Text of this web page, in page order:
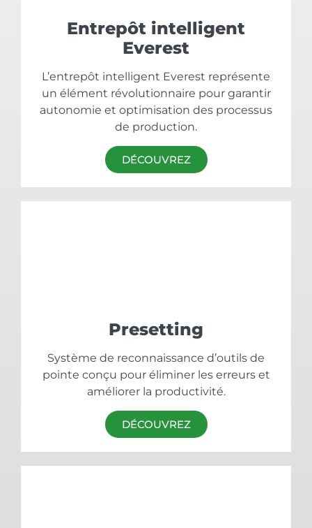
Entrepôt intelligent
Everest
L’entrepôt intelligent Everest représente
un élément révolutionnaire pour garantir
autonomie et optimisation des processus
de production.
DÉCOUVREZ
Presetting
Système de reconnaissance d’outils de
pointe conçu pour éliminer les erreurs et
améliorer la productivité.
DÉCOUVREZ